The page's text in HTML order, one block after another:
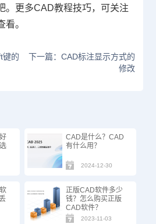
。更多CAD教程技巧，可关注
看。
键的
下一篇：CAD标注显示方式的
修改
CAD是什么？CAD
有什么用？
2024-12-30
正版CAD软件多少
钱？怎么购买正版
CAD软件？
2023-11-03